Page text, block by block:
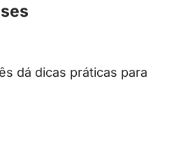
dá dicas práticas para